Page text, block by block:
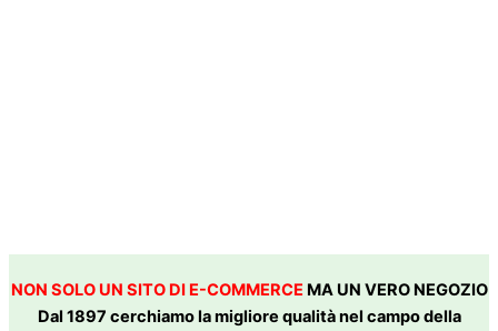
NON SOLO UN SITO DI E-COMMERCE MA UN VERO NEGOZIO
Dal 1897 cerchiamo la migliore qualità nel campo della